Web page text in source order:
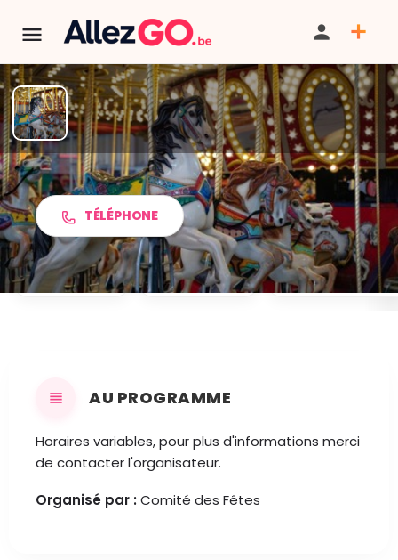
Kermesse de Namoussart
TÉLÉPHONE
PARTAGER ITINÉRAIRE SAUVEGARDER
AU PROGRAMME
Horaires variables, pour plus d'informations merci
de contacter l'organisateur.
Organisé par :Comité des Fêtes